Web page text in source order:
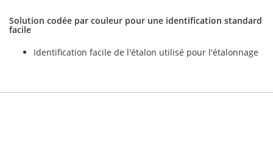
Solution codée par couleur pour une identification standard
facile
Identification facile de l'étalon utilisé pour l'étalonnage